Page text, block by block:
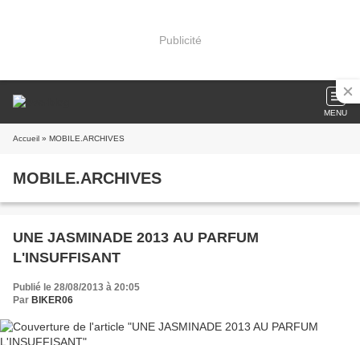
Publicité
MENU
Accueil » MOBILE.ARCHIVES
MOBILE.ARCHIVES
UNE JASMINADE 2013 AU PARFUM
L'INSUFFISANT
Publié le 28/08/2013 à 20:05
Par BIKER06